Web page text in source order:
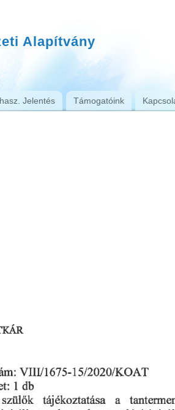
Alapítvány
Jelentés Támogatóink